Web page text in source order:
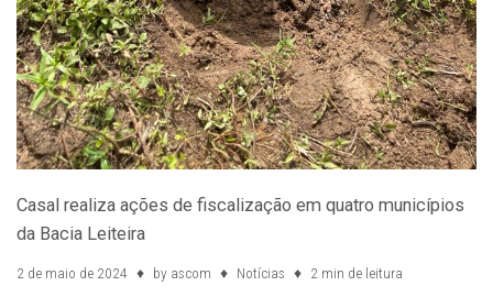
Casal realiza ações de fiscalização em quatro municípios
da Bacia Leiteira
2 de maio de 2024 by ascom Notícias 2 min de leitura